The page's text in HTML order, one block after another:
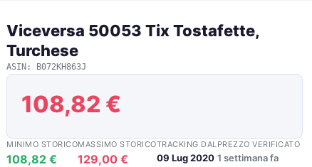
Viceversa 50053 Tix Tostafette,
Turchese
ASIN: B072KH863J
108,82 €
MINIMO STORICO
108,82 €
MASSIMO STORICO
129,00 €
TRACKING DAL
09 Lug 2020
PREZZO VERIFICATO
1 settimana fa